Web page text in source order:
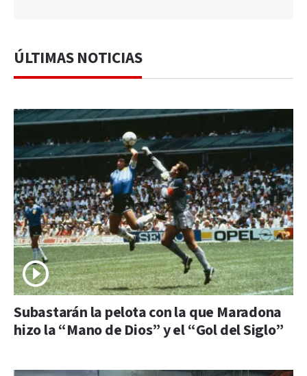
ÚLTIMAS NOTICIAS
Subastarán la pelota con la que Maradona
hizo la “Mano de Dios” y el “Gol del Siglo”